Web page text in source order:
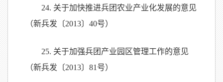
24. 关于加快推进兵团农业产业化发展的意见
（新兵发〔2013〕40号）
25. 关于加强兵团产业园区管理工作的意见
（新兵发〔2013〕81号）